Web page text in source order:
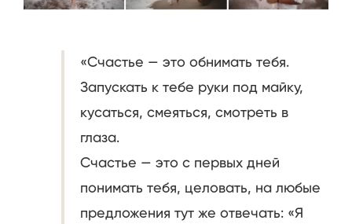
«Счастье — это обнимать тебя.
Запускать к тебе руки под майку,
кусаться, смеяться, смотреть в
глаза.
Счастье — это с первых дней
понимать тебя, целовать, на любые
предложения тут же отвечать: «Я